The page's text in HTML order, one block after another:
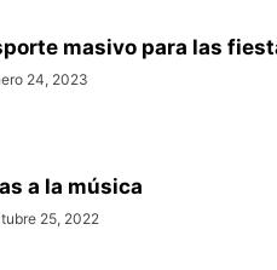
masivo para las
24, 2023
a la música
25, 2022